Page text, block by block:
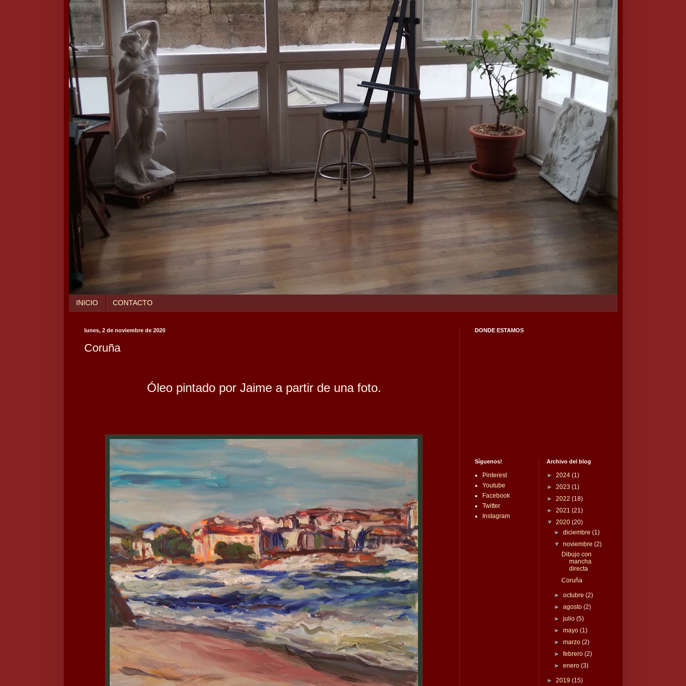
INICIO CONTACTO
lunes, 2 de noviembre de 2020
Coruña
Óleo pintado por Jaime a partir de una foto.
DONDE ESTAMOS
Síguenos!
Pinterest
Youtube
Facebook
Twitter
Instagram
Archivo del blog
► 2024 (1)
► 2023 (1)
► 2022 (18)
► 2021 (21)
▼ 2020 (20)
► diciembre (1)
▼ noviembre (2)
Dibujo con
mancha
directa
Coruña
► octubre (2)
► agosto (2)
► julio (5)
► mayo (1)
► marzo (2)
► febrero (2)
► enero (3)
► 2019 (15)